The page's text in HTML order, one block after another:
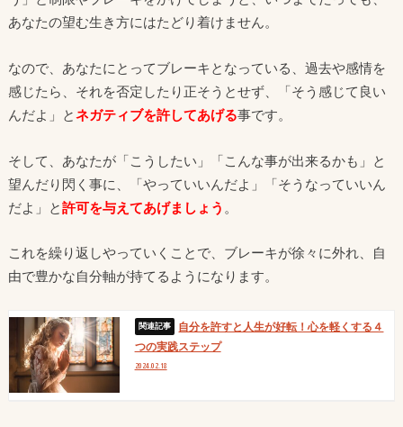
あなたの望む生き方にはたどり着けません。
なので、あなたにとってブレーキとなっている、過去や感情を
感じたら、それを否定したり正そうとせず、「そう感じて良い
んだよ」とネガティブを許してあげる事です。
そして、あなたが「こうしたい」「こんな事が出来るかも」と
望んだり閃く事に、「やっていいんだよ」「そうなっていいん
だよ」と許可を与えてあげましょう
これを繰り返しやっていくことで、ブレーキが徐々に外れ、自
由で豊かな自分軸が持てるようになります。
自分を許すと人生が好転！心を軽くする４
つの実践ステップ
2024.02.18